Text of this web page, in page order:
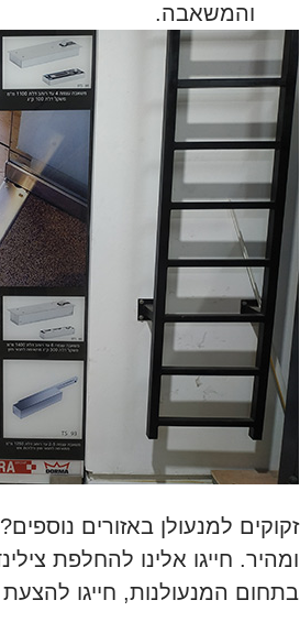
והמשאבה.
זקוקים למנעולן באזורים נוספים?
ומהיר. חייגו אלינו להחלפת
בתחום המנעולנות, חייגו